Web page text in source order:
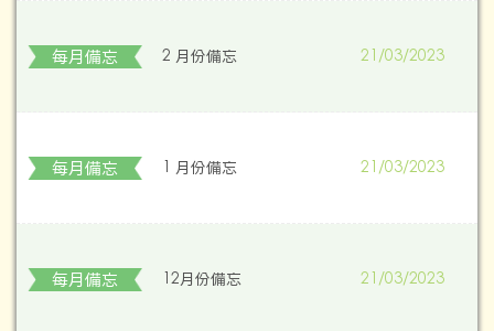
每月備忘 2 月份備忘 21/03/2023
每月備忘 1 月份備忘 21/03/2023
每月備忘 12月份備忘 21/03/2023